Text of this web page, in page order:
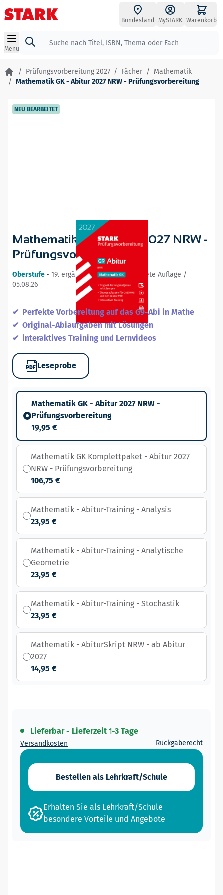
Zum Inhalt springen
Bundesland MySTARK Warenkorb
Menü
Suche
/ Prüfungsvorbereitung 2027 / Fächer / Mathematik
/ Mathematik GK - Abitur 2027 NRW - Prüfungsvorbereitung
NEU BEARBEITET
Mathematik GK - Abitur 2027 NRW -
Prüfungsvorbereitung
Oberstufe • 19. ergänzte und neu bearbeitete Auflage /
05.08.26
Perfekte Vorbereitung auf das G9-Abi in Mathe
Original-Abiaufgaben mit Lösungen
interaktives Training und Lernvideos
Leseprobe
Mathematik GK - Abitur 2027 NRW -
Prüfungsvorbereitung
19,95 €
Mathematik GK Komplettpaket - Abitur 2027
NRW - Prüfungsvorbereitung
106,75 €
Mathematik - Abitur-Training - Analysis
23,95 €
Mathematik - Abitur-Training - Analytische
Geometrie
23,95 €
Mathematik - Abitur-Training - Stochastik
23,95 €
Mathematik - AbiturSkript NRW - ab Abitur
2027
14,95 €
Lieferbar - Lieferzeit 1-3 Tage
Versandkosten Rückgaberecht
Bestellen als Lehrkraft/Schule
Erhalten Sie als Lehrkraft/Schule
besondere Vorteile und Angebote